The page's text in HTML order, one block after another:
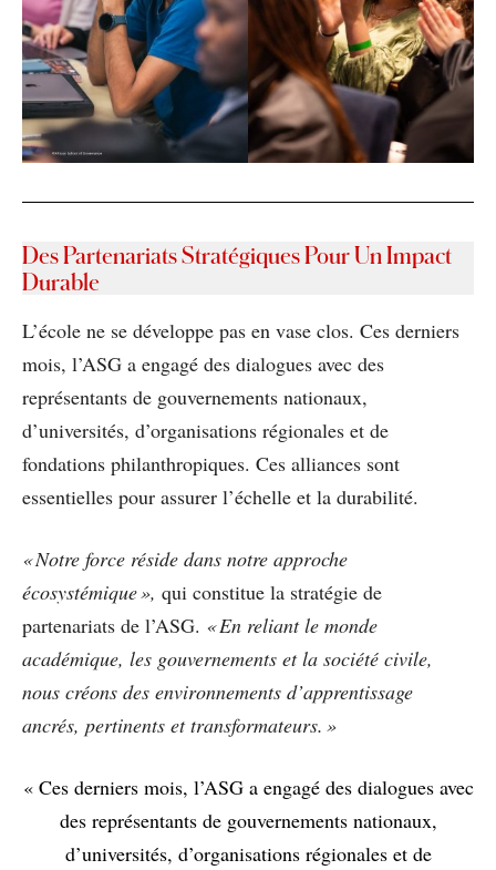
Des Partenariats Stratégiques Pour Un Impact
Durable
L’école ne se développe pas en vase clos. Ces derniers
mois, l’ASG a engagé des dialogues avec des
représentants de gouvernements nationaux,
d’universités, d’organisations régionales et de
fondations philanthropiques. Ces alliances sont
essentielles pour assurer l’échelle et la durabilité.
« Notre force réside dans notre approche
écosystémique », qui constitue la stratégie de
partenariats de l’ASG. « En reliant le monde
académique, les gouvernements et la société civile,
nous créons des environnements d’apprentissage
ancrés, pertinents et transformateurs. »
« Ces derniers mois, l’ASG a engagé des dialogues avec
des représentants de gouvernements nationaux,
d’universités, d’organisations régionales et de